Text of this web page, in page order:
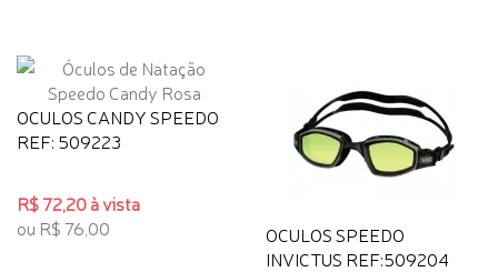
OCULOS CANDY SPEEDO
REF: 509223
R$ 72,20 à vista
ou R$ 76,00
OCULOS SPEEDO
INVICTUS REF:509204